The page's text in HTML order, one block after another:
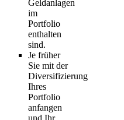
Geldanlagen
im
Portfolio
enthalten
sind.
Je früher
Sie mit der
Diversifizierung
Ihres
Portfolio
anfangen
und Ihr